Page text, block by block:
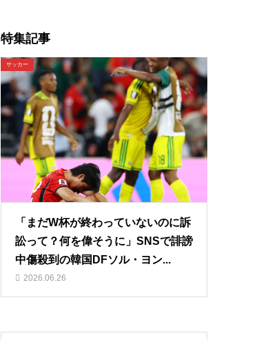
特集記事
サッカー
「まだW杯が終わっていないのに訴
訟って？何を偉そうに」SNSで誹謗
中傷殺到の韓国DFソル・ヨン...
2026.06.26